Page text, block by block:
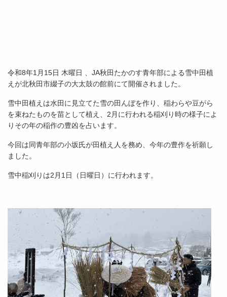
令和8年1月15日 木曜日 、JA秋田たかのす青年部による雪中田植
えが北秋田市綴子の大太鼓の館前にて開催されました。
雪中田植えは水田に見立てた雪の田んぼを作り、稲わらや豆がら
を束ねたものを苗として植え、2月に行われる稲刈り時の様子によ
りその年の稲作の豊凶を占います。
今回は同青年部の小坂氏が田植え人を務め、今年の豊作を祈願し
ました。
雪中稲刈りは2月1日（日曜日）に行われます。